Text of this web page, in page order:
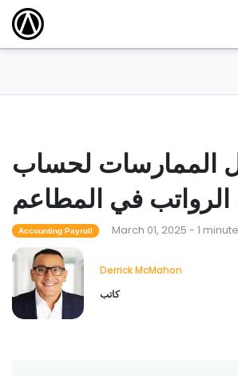
الممارسات لحساب
في المطاعم
Accounting Payroll March 01, 2025 - 1
Derrick McMahon
كاتب